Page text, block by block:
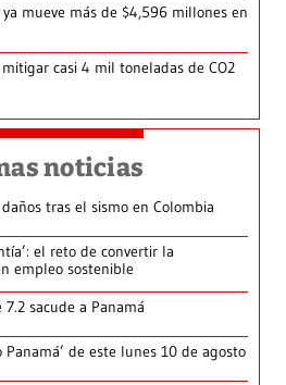
mueve más de $4,596 millones en
casi 4 mil toneladas de CO2
noticias
tras el sismo en Colombia
el reto de convertir la
empleo sostenible
sacude a Panamá
Panamá’ de este lunes 10 de agosto